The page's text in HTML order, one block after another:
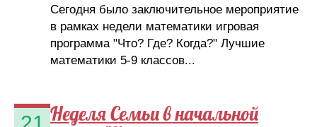
Сегодня было заключительное мероприятие
в рамках недели математики игровая
программа "Что? Где? Когда?" Лучшие
математики 5-9 классов...
Неделя Семьи в начальной